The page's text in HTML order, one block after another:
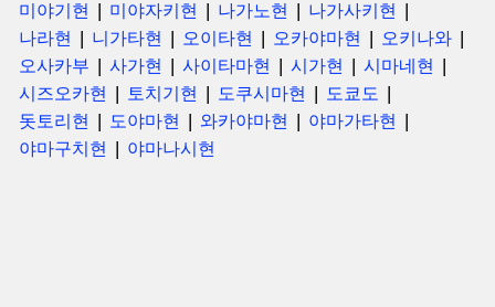
미야기현
미야자키현 나가노현
나가사키현
나라현
니가타현 오이타현 오카야마현
오키나와
오사카부
사가현 사이타마현 시가현
시마네현
시즈오카현
토치기현 도쿠시마현
도쿄도
돗토리현
도야마현 와카야마현
야마가타현
야마구치현
야마나시현